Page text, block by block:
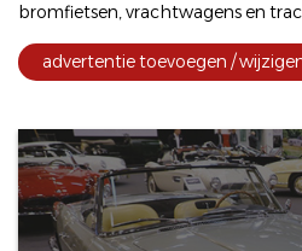
bromfietsen,vrachtwagens en
advertentie toevoegen /